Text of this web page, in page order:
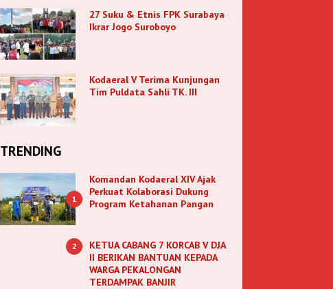
27 Suku & Etnis FPK Surabaya
Ikrar Jogo Suroboyo
Kodaeral V Terima Kunjungan
Tim Puldata Sahli TK. III
TRENDING
1
Komandan Kodaeral XIV Ajak
Perkuat Kolaborasi Dukung
Program Ketahanan Pangan
2
KETUA CABANG 7 KORCAB V DJA
II BERIKAN BANTUAN KEPADA
WARGA PEKALONGAN
TERDAMPAK BANJIR